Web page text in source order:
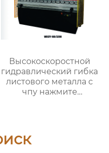
Высокоскоростной
гидравлический гибка
листового металла с
чпу нажмите